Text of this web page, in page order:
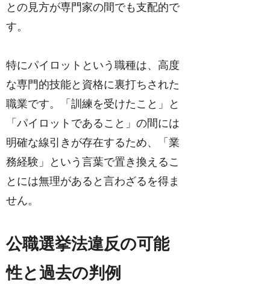
との見方が専門家の間でも支配的で
す。
特にパイロットという職種は、高度
な専門的技能と資格に裏打ちされた
職業です。「訓練を受けたこと」と
「パイロットであること」の間には
明確な線引きが存在するため、「業
務経験」という言葉で置き換えるこ
とには無理があると言わざるを得ま
せん。
公職選挙法違反の可能
性と過去の判例